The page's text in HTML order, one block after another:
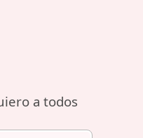
a todos